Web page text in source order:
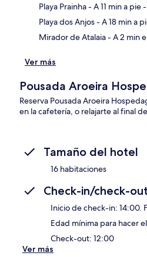
Playa Prainha- A 11 min a pie
Playa dos Anjos- A 18 min a
Mirador de Atalaia- A 2 min
Ver más
Pousada Aroeira
Reserva Pousada Aroeira
en la cafetería, o relajarte al final
Tamaño del hotel
16 habitaciones
Check-in/check-out
Inicio de check-in: 14:00.
Edad mínima para hacer
Check-out: 12:00
Ver más